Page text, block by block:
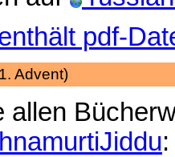
pdf-
Advent)
allen
: